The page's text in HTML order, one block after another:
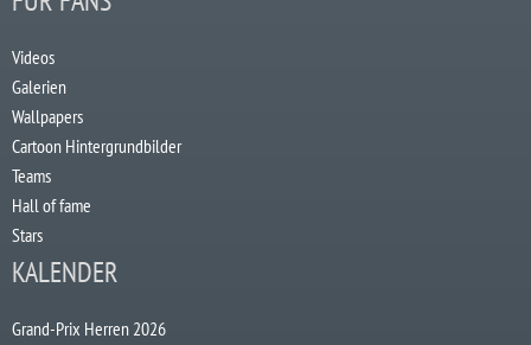
Videos
Galerien
Wallpapers
Cartoon Hintergrundbilder
Teams
Hall of fame
Stars
KALENDER
Grand-Prix Herren 2026